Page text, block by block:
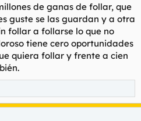
de ganas de follar, que
guste se las guardan y a otra
follar a follarse lo que no
tiene cero oportunidades
quiera follar y frente a cien